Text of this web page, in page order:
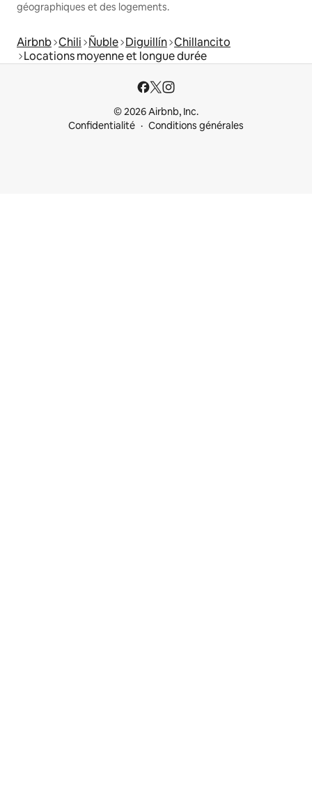
géographiques et des logements.
Airbnb Chili Ñuble Diguillín Chillancito
Locations moyenne et longue durée
© 2026 Airbnb, Inc.
Confidentialité
Conditions générales